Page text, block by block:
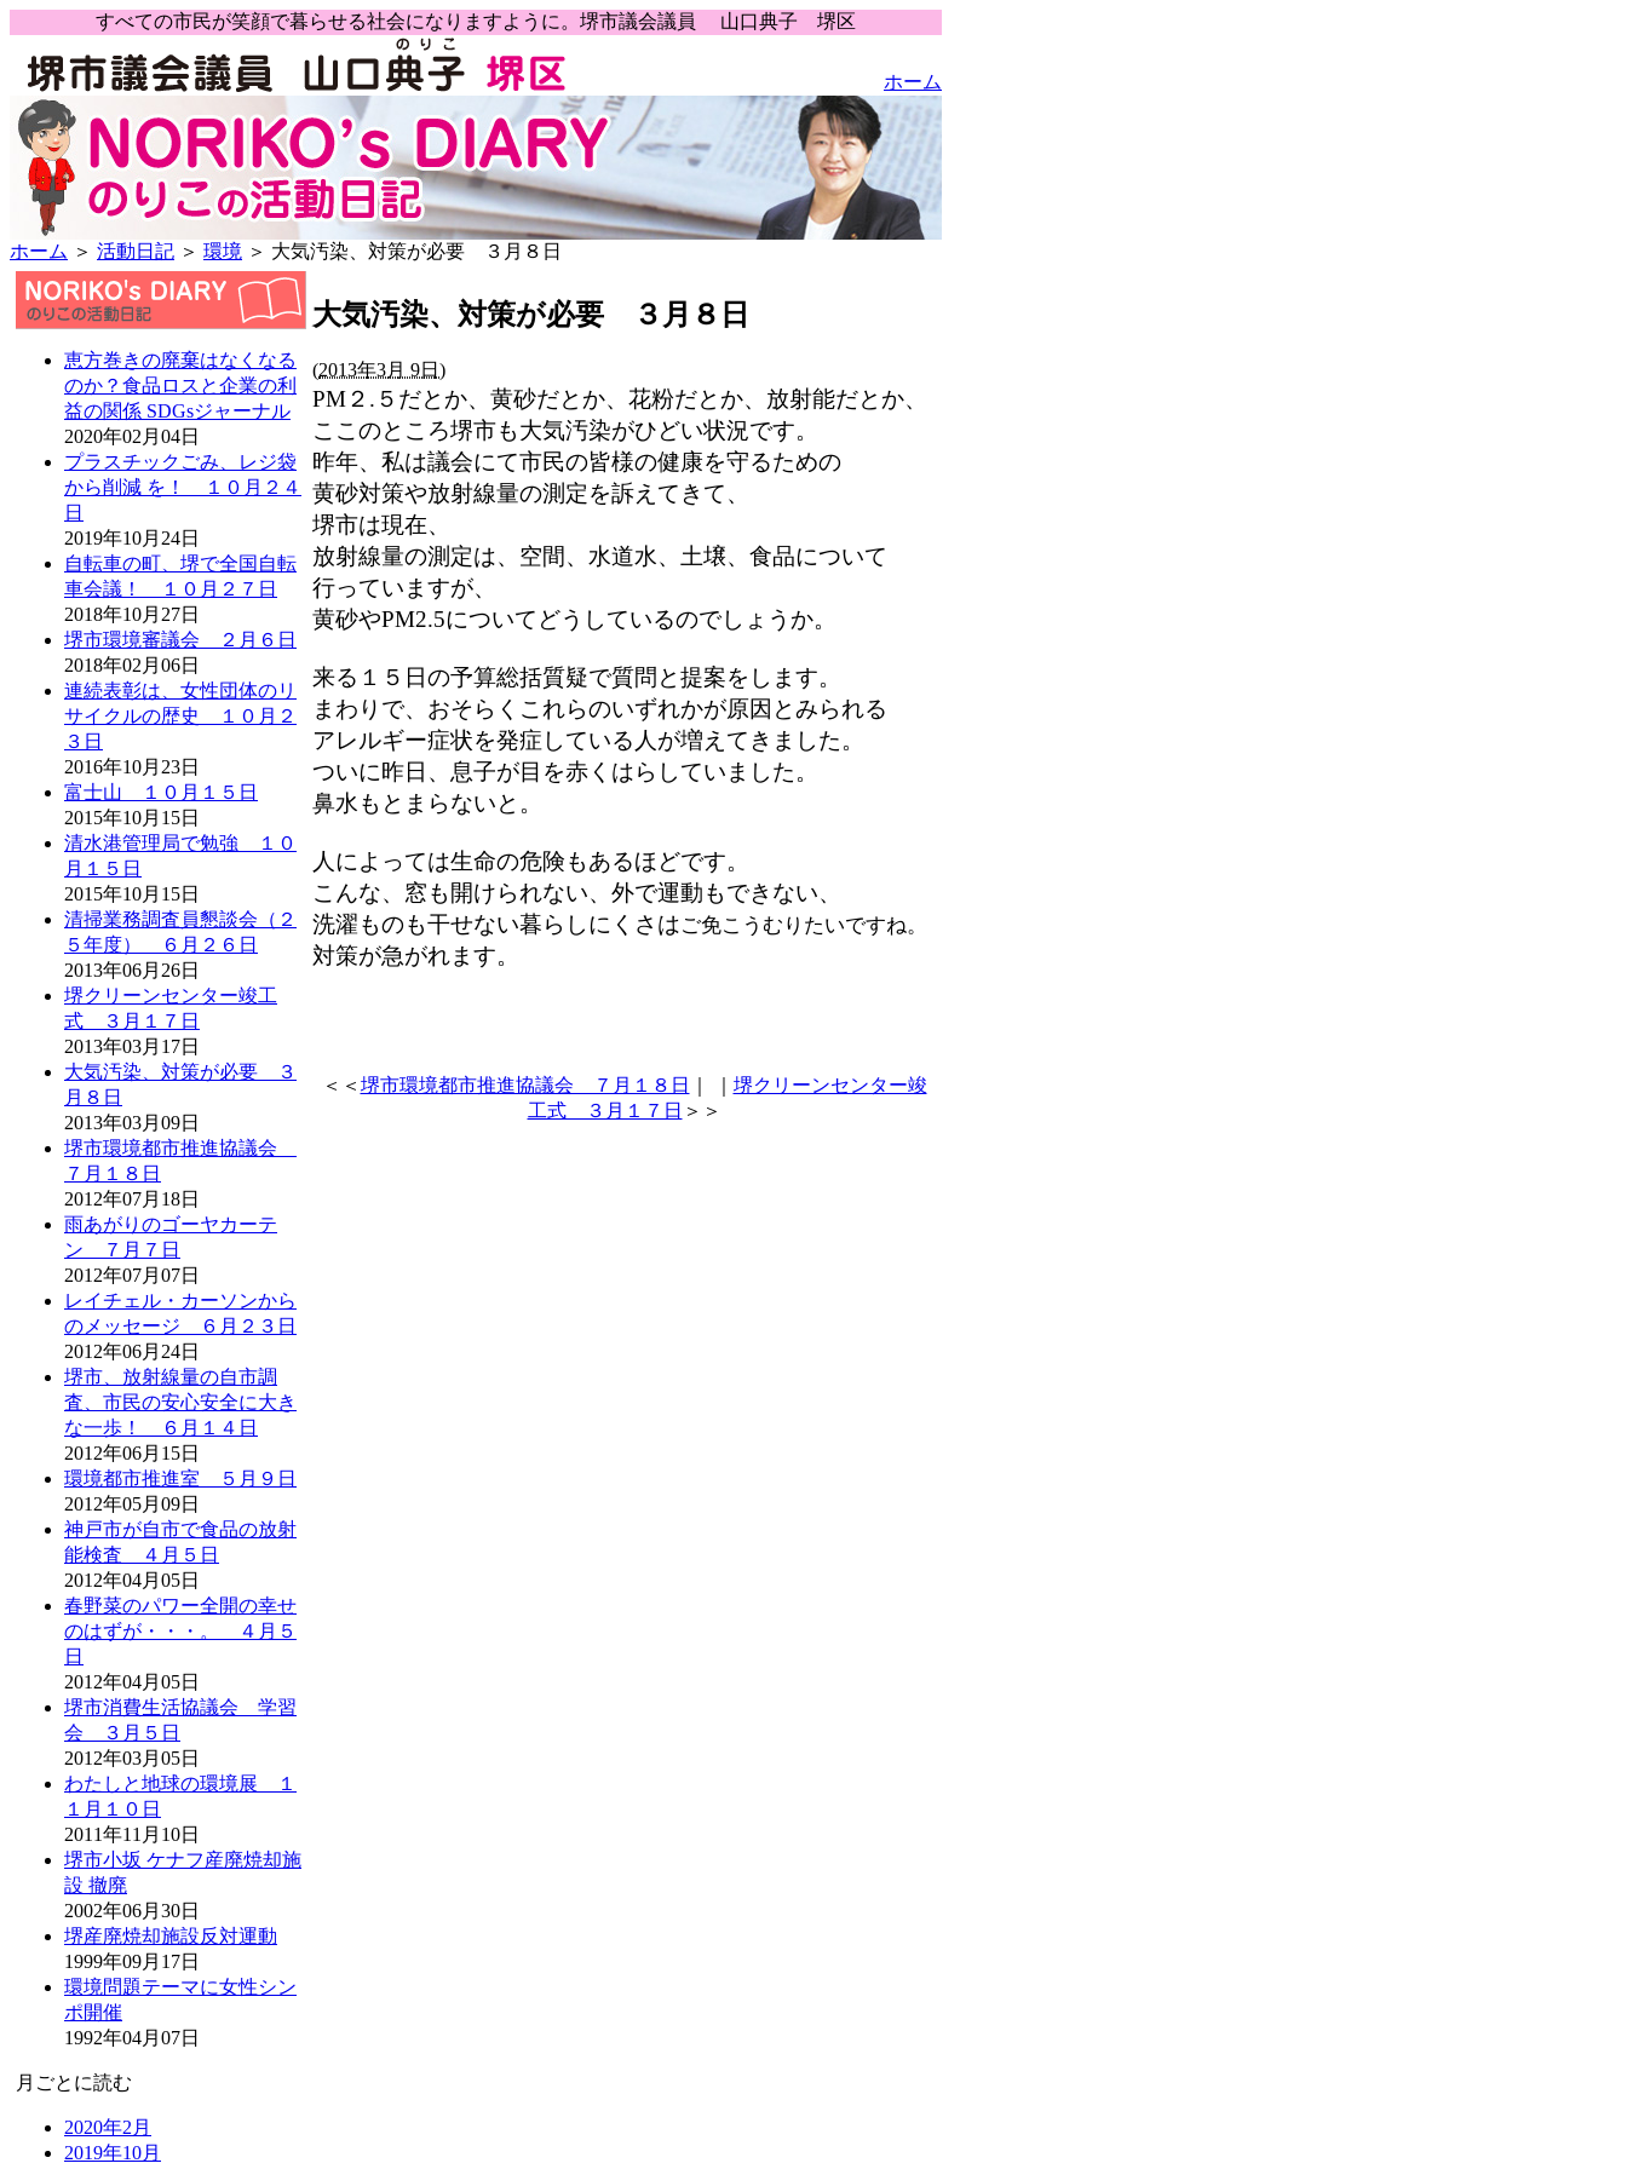
すべての市民が笑顔で暮らせる社会になりますように。堺市議会議員 山口典子 堺区
ホーム
ホーム ＞ 活動日記 ＞ 環境 ＞ 大気汚染、対策が必要 ３月８日
恵方巻きの廃棄はなくなる
のか？食品ロスと企業の利
益の関係 SDGsジャーナル
2020年02月04日
プラスチックごみ、レジ袋
から削減 を！ １０月２４
日
2019年10月24日
自転車の町、堺で全国自転
車会議！ １０月２７日
2018年10月27日
堺市環境審議会 ２月６日
2018年02月06日
連続表彰は、女性団体のリ
サイクルの歴史 １０月２
３日
2016年10月23日
富士山 １０月１５日
2015年10月15日
清水港管理局で勉強 １０
月１５日
2015年10月15日
清掃業務調査員懇談会（２
５年度） ６月２６日
2013年06月26日
堺クリーンセンター竣工
式 ３月１７日
2013年03月17日
大気汚染、対策が必要 ３
月８日
2013年03月09日
堺市環境都市推進協議会
７月１８日
2012年07月18日
雨あがりのゴーヤカーテ
ン ７月７日
2012年07月07日
レイチェル・カーソンから
のメッセージ ６月２３日
2012年06月24日
堺市、放射線量の自市調
査、市民の安心安全に大き
な一歩！ ６月１４日
2012年06月15日
環境都市推進室 ５月９日
2012年05月09日
神戸市が自市で食品の放射
能検査 ４月５日
2012年04月05日
春野菜のパワー全開の幸せ
のはずが・・・。 ４月５
日
2012年04月05日
堺市消費生活協議会 学習
会 ３月５日
2012年03月05日
わたしと地球の環境展 １
１月１０日
2011年11月10日
堺市小坂 ケナフ産廃焼却施
設 撤廃
2002年06月30日
堺産廃焼却施設反対運動
1999年09月17日
環境問題テーマに女性シン
ポ開催
1992年04月07日
月ごとに読む
2020年2月
2019年10月
大気汚染、対策が必要 ３月８日
(2013年3月 9日)
PM２.５だとか、黄砂だとか、花粉だとか、放射能だとか、
ここのところ堺市も大気汚染がひどい状況です。
昨年、私は議会にて市民の皆様の健康を守るための
黄砂対策や放射線量の測定を訴えてきて、
堺市は現在、
放射線量の測定は、空間、水道水、土壌、食品について
行っていますが、
黄砂やPM2.5についてどうしているのでしょうか。
来る１５日の予算総括質疑で質問と提案をします。
まわりで、おそらくこれらのいずれかが原因とみられる
アレルギー症状を発症している人が増えてきました。
ついに昨日、息子が目を赤くはらしていました。
鼻水もとまらないと。
人によっては生命の危険もあるほどです。
こんな、窓も開けられない、外で運動もできない、
洗濯ものも干せない暮らしにくさはご免こうむりたいですね。
対策が急がれます。
＜＜ 堺市環境都市推進協議会 ７月１８日
堺クリーンセンター竣
工式 ３月１７日 ＞＞